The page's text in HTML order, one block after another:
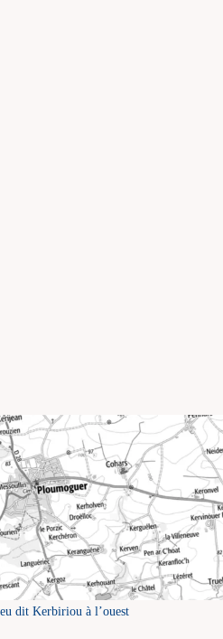
dit Kerbiriou à l’ouest